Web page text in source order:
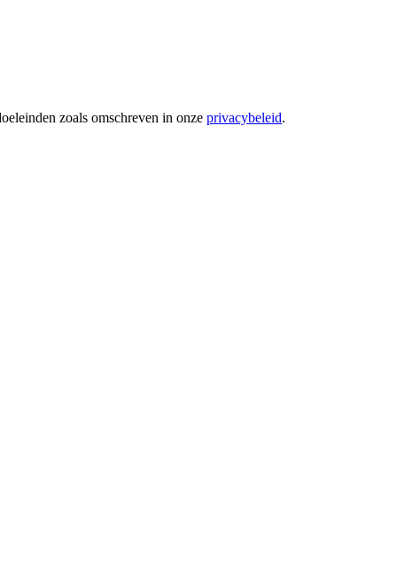
zoals omschreven in onze privacybeleid.